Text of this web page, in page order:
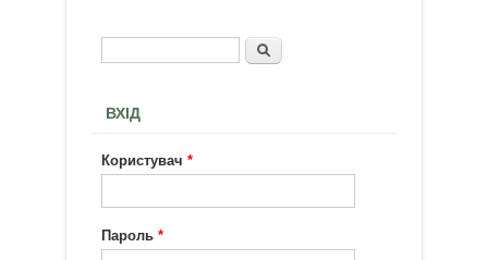
Пошукова форма
Пошук
ВХІД
Користувач*
Пароль*